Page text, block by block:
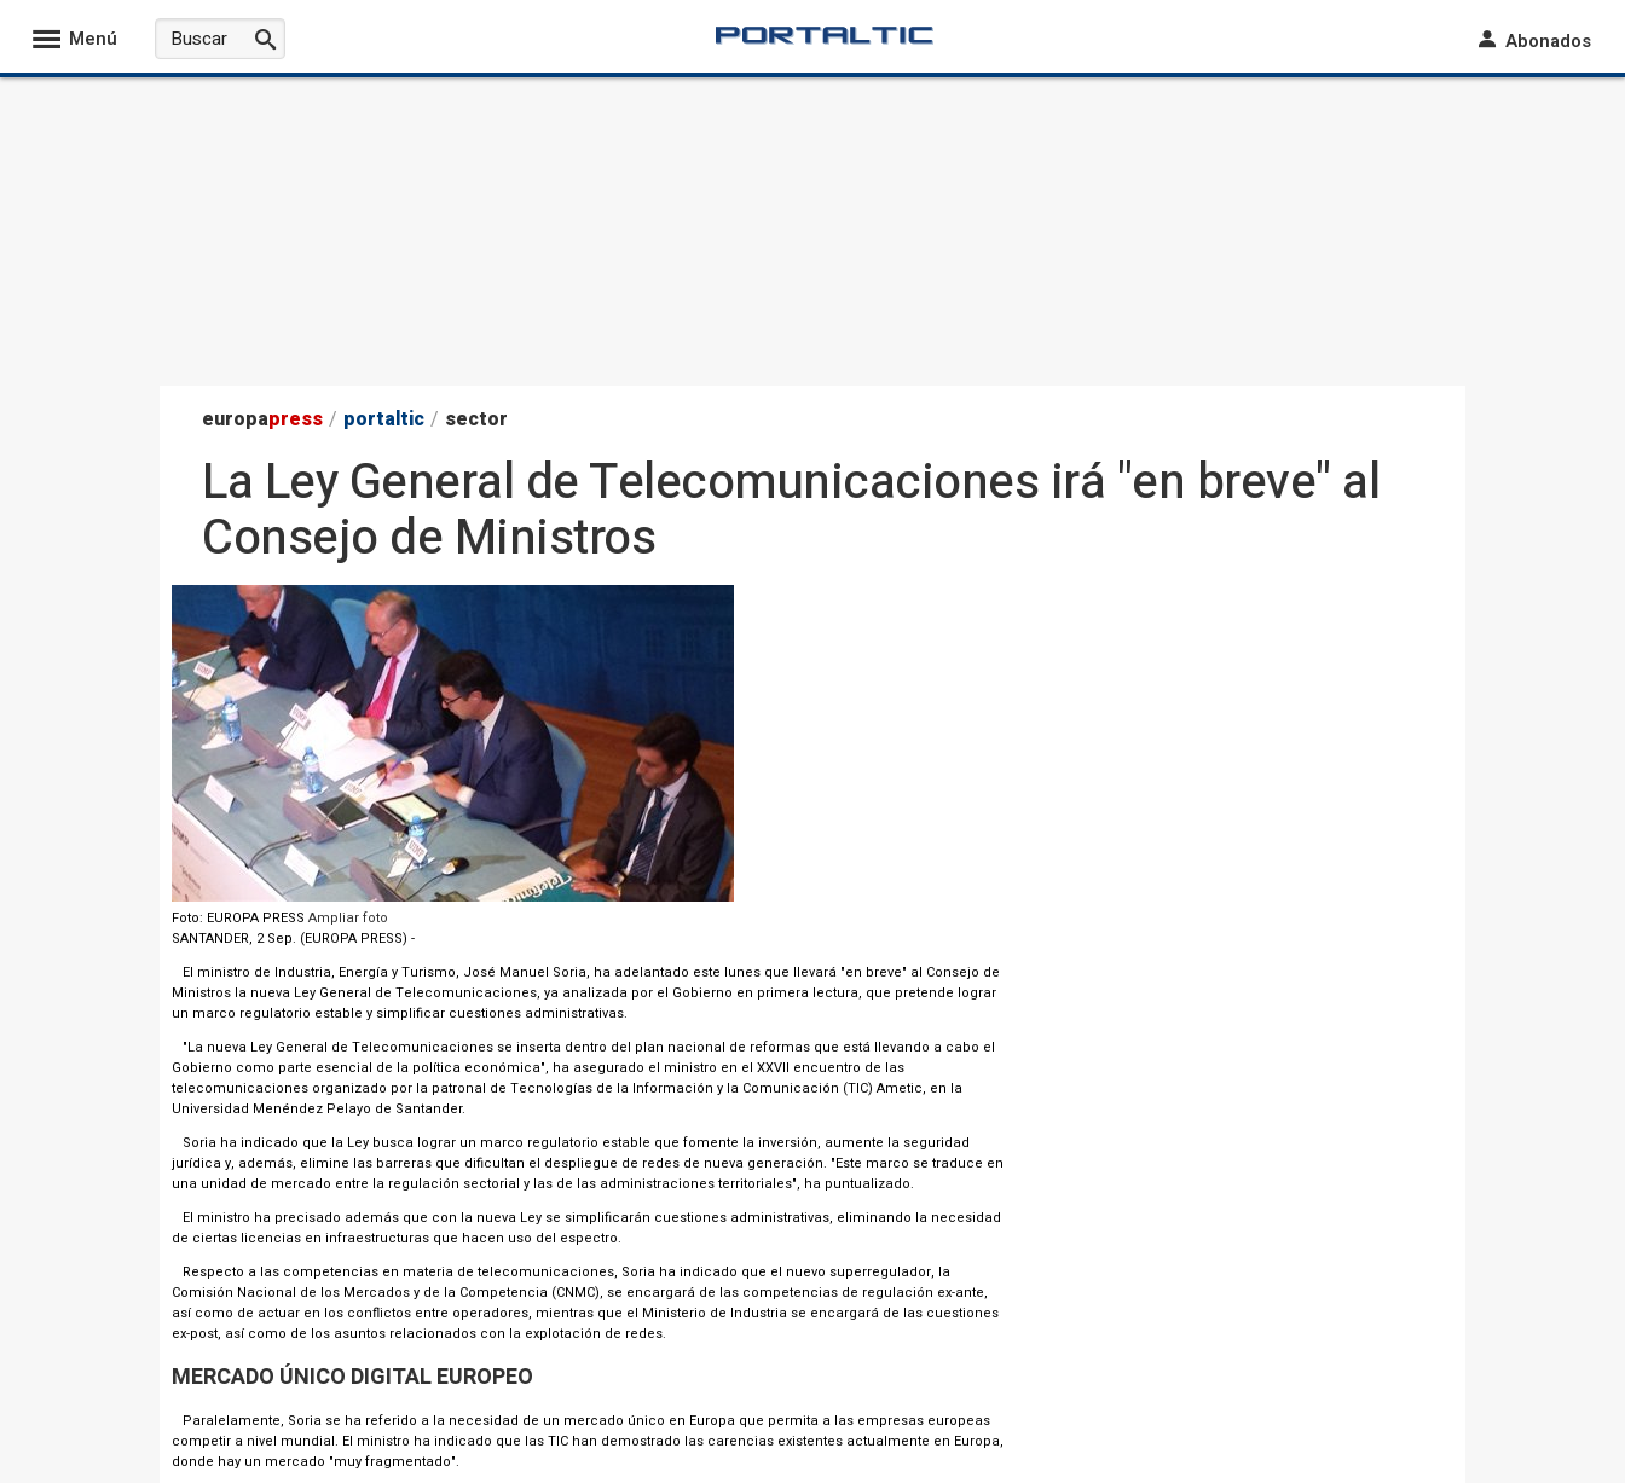
Menú Abonados
europapress / portaltic / sector
La Ley General de Telecomunicaciones irá "en breve" al
Consejo de Ministros
Foto: EUROPA PRESS Ampliar foto
SANTANDER, 2 Sep. (EUROPA PRESS) -
El ministro de Industria, Energía y Turismo, José Manuel Soria, ha adelantado este lunes que llevará "en breve" al Consejo de
Ministros la nueva Ley General de Telecomunicaciones, ya analizada por el Gobierno en primera lectura, que pretende lograr
un marco regulatorio estable y simplificar cuestiones administrativas.
"La nueva Ley General de Telecomunicaciones se inserta dentro del plan nacional de reformas que está llevando a cabo el
Gobierno como parte esencial de la política económica", ha asegurado el ministro en el XXVII encuentro de las
telecomunicaciones organizado por la patronal de Tecnologías de la Información y la Comunicación (TIC) Ametic, en la
Universidad Menéndez Pelayo de Santander.
Soria ha indicado que la Ley busca lograr un marco regulatorio estable que fomente la inversión, aumente la seguridad
jurídica y, además, elimine las barreras que dificultan el despliegue de redes de nueva generación. "Este marco se traduce en
una unidad de mercado entre la regulación sectorial y las de las administraciones territoriales", ha puntualizado.
El ministro ha precisado además que con la nueva Ley se simplificarán cuestiones administrativas, eliminando la necesidad
de ciertas licencias en infraestructuras que hacen uso del espectro.
Respecto a las competencias en materia de telecomunicaciones, Soria ha indicado que el nuevo superregulador, la
Comisión Nacional de los Mercados y de la Competencia (CNMC), se encargará de las competencias de regulación ex-ante,
así como de actuar en los conflictos entre operadores, mientras que el Ministerio de Industria se encargará de las cuestiones
ex-post, así como de los asuntos relacionados con la explotación de redes.
MERCADO ÚNICO DIGITAL EUROPEO
Paralelamente, Soria se ha referido a la necesidad de un mercado único en Europa que permita a las empresas europeas
competir a nivel mundial. El ministro ha indicado que las TIC han demostrado las carencias existentes actualmente en Europa,
donde hay un mercado "muy fragmentado".